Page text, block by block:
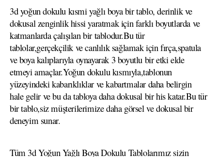
3d yoğun dokulu kısmi yağlı boya bir tablo, derinlik ve
dokusal zenginlik hissi yaratmak için farklı boyutlarda ve
katmanlarda çalışılan bir tablodur.Bu tür
tablolar,gerçekçilik ve canlılık sağlamak için fırça,spatula
ve boya kalıplarıyla oynayarak 3 boyutlu bir etki elde
etmeyi amaçlar.Yoğun dokulu kısmıyla,tablonun
yüzeyindeki kabarıklıklar ve kabartmalar daha belirgin
hale gelir ve bu da tabloya daha dokusal bir his katar.Bu tür
bir tablo,siz müşterilerimize daha görsel ve dokusal bir
deneyim sunar.
Tüm 3d Yoğun Yağlı Boya Dokulu Tablolarımız sizin